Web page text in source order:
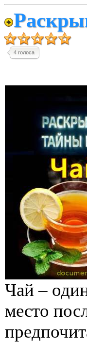
4 голоса
Чай –
место